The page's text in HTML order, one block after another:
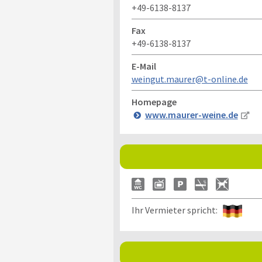
+49-6138-8137
Fax
+49-6138-8137
E-Mail
weingut.maurer@t-online.de
Homepage
www.maurer-weine.de
Ihr Vermieter spricht: